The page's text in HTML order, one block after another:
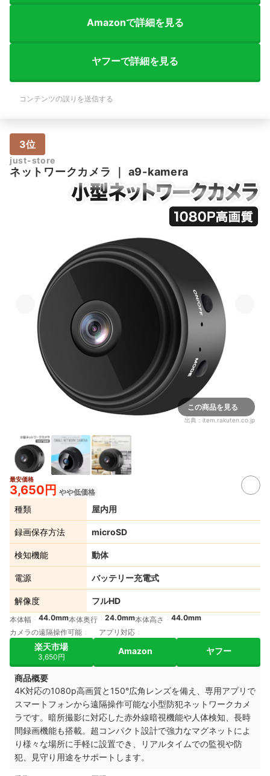
Amazonで詳細を見る
ヤフーで詳細を見る
コンテンツの誤りを送信する
3位
just-store
ネットワークカメラ ｜ a9-kamera
この商品を見る
出典： item.rakuten.co.jp
最安価格
3,650円 やや低価格
種類 屋内用
録画保存方法 microSD
検知機能 動体
電源 バッテリー充電式
解像度 フルHD
本体幅 44.0mm本体奥行 24.0mm本体高さ
44.0mm
カメラの遠隔操作可能
アプリ対応
楽天市場
3,650円
Amazon ヤフー
商品概要
4K対応の1080p高画質と150°広角レンズを備え、専用アプリで
スマートフォンから遠隔操作可能な小型防犯ネットワークカメ
ラです。暗所撮影に対応した赤外線暗視機能や人体検知、長時
間録画機能も搭載。超コンパクト設計で強力なマグネットによ
り様々な場所に手軽に設置でき、リアルタイムでの監視や防
犯、見守り用途をサポートします。